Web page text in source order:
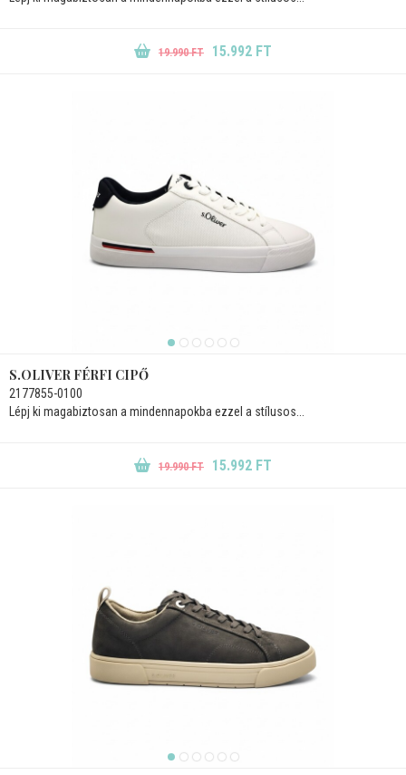
19.990 FT 15.992 FT
S.OLIVER FÉRFI CIPŐ
2177855-0100
Lépj ki magabiztosan a mindennapokba ezzel a stílusos...
19.990 FT 15.992 FT